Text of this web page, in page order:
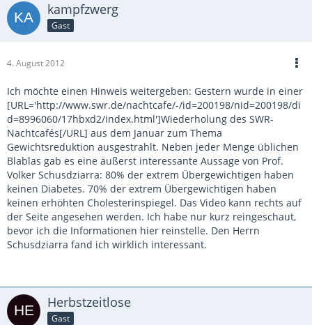
kampfzwerg
Gast
4. August 2012
Ich möchte einen Hinweis weitergeben: Gestern wurde in einer
[URL='http://www.swr.de/nachtcafe/-/id=200198/nid=200198/di
d=8996060/17hbxd2/index.html']Wiederholung des SWR-
Nachtcafés[/URL] aus dem Januar zum Thema
Gewichtsreduktion ausgestrahlt. Neben jeder Menge üblichen
Blablas gab es eine äußerst interessante Aussage von Prof.
Volker Schusdziarra: 80% der extrem Übergewichtigen haben
keinen Diabetes. 70% der extrem Übergewichtigen haben
keinen erhöhten Cholesterinspiegel. Das Video kann rechts auf
der Seite angesehen werden. Ich habe nur kurz reingeschaut,
bevor ich die Informationen hier reinstelle. Den Herrn
Schusdziarra fand ich wirklich interessant.
Herbstzeitlose
Gast